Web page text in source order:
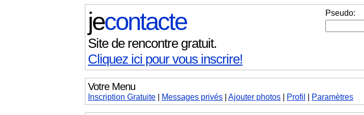
Pseudo:
jecontacte
Site de rencontre gratuit.
Cliquez ici pour vous inscrire!
Votre Menu
Inscription Gratuite Messages privés Ajouter photos Profil Paramètres